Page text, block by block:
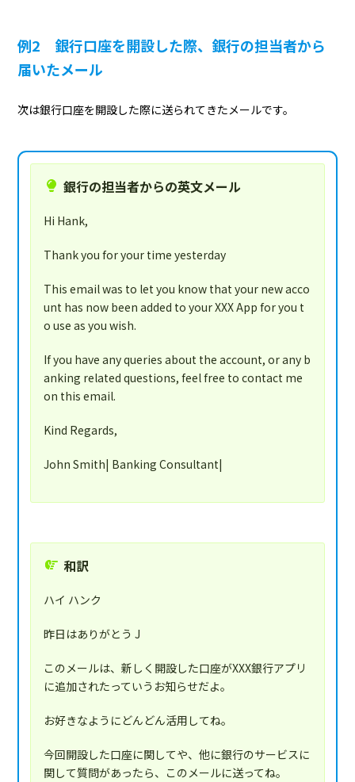
例2 銀行口座を開設した際、銀行の担当者から
届いたメール
次は銀行口座を開設した際に送られてきたメールです。
銀行の担当者からの英文メール
Hi Hank,
Thank you for your time yesterday
This email was to let you know that your new acco
unt has now been added to your XXX App for you t
o use as you wish.
If you have any queries about the account, or any b
anking related questions, feel free to contact me
on this email.
Kind Regards,
John Smith| Banking Consultant|
和訳
ハイ ハンク
昨日はありがとう J
このメールは、新しく開設した口座がXXX銀行アプリ
に追加されたっていうお知らせだよ。
お好きなようにどんどん活用してね。
今回開設した口座に関してや、他に銀行のサービスに
関して質問があったら、このメールに送ってね。